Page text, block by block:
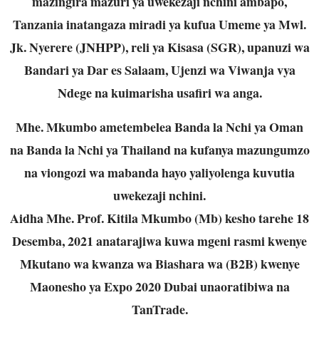
Tanzania inatangaza miradi ya kufua Umeme ya Mwl.
Jk. Nyerere (JNHPP), reli ya Kisasa (SGR), upanuzi wa
Bandari ya Dar es Salaam, Ujenzi wa Viwanja vya
Ndege na kuimarisha usafiri wa anga.
Mhe. Mkumbo ametembelea Banda la Nchi ya Oman
na Banda la Nchi ya Thailand na kufanya mazungumzo
na viongozi wa mabanda hayo yaliyolenga kuvutia
uwekezaji nchini.
Aidha Mhe. Prof. Kitila Mkumbo (Mb) kesho tarehe 18
Desemba, 2021 anatarajiwa kuwa mgeni rasmi kwenye
Mkutano wa kwanza wa Biashara wa (B2B) kwenye
Maonesho ya Expo 2020 Dubai unaoratibiwa na
TanTrade.